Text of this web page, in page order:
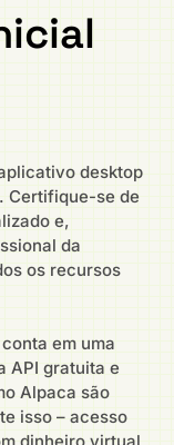
desktop
Certifique-se de
e,
da
os recursos
em uma
API gratuita e
Alpaca são
isso – acesso